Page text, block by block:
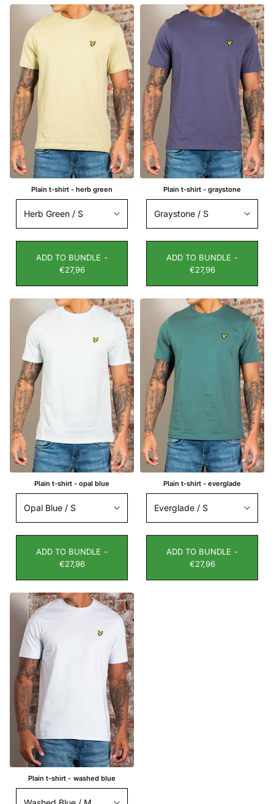
Plain t-shirt - herb green
ADD TO BUNDLE -
€27,96
Plain t-shirt - graystone
ADD TO BUNDLE -
€27,96
Plain t-shirt - opal blue
ADD TO BUNDLE -
€27,96
Plain t-shirt - everglade
ADD TO BUNDLE -
€27,96
Plain t-shirt - washed blue